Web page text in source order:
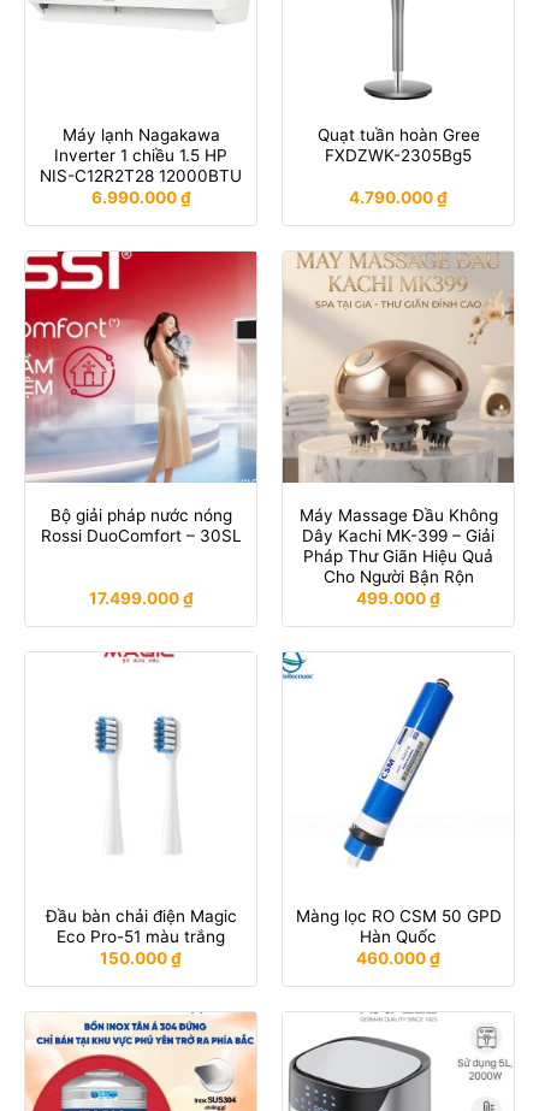
Máy lạnh Nagakawa
Inverter 1 chiều 1.5 HP
NIS-C12R2T28 12000BTU
6.990.000₫
Quạt tuần hoàn Gree
FXDZWK-2305Bg5
4.790.000₫
Bộ giải pháp nước nóng
Rossi DuoComfort – 30SL
17.499.000₫
Máy Massage Đầu Không
Dây Kachi MK-399 – Giải
Pháp Thư Giãn Hiệu Quả
Cho Người Bận Rộn
499.000₫
Đầu bàn chải điện Magic
Eco Pro-51 màu trắng
150.000₫
Màng lọc RO CSM 50 GPD
Hàn Quốc
460.000₫